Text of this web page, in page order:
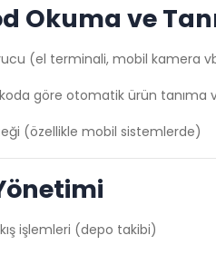
Okuma ve
(el terminali, mobil kamera
göre otomatik ürün tanıma
(özellikle mobil sistemlerde)
işlemleri (depo takibi)